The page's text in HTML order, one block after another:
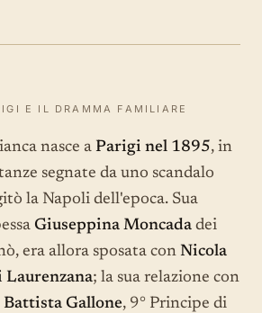
E IL DRAMMA FAMILIARE
nasce a Parigi nel 1895, in
segnate da uno scandalo
la Napoli dell'epoca. Sua
Giuseppina Moncada dei
era allora sposata con Nicola
Laurenzana; la sua relazione con
Gallone, 9° Principe di